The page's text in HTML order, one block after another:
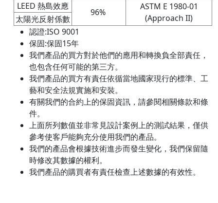
LEED 熱島效應
96%
ASTM E 1980-01
(Approach II)
太陽光反射係數
認證:ISO 9001
保固:保固15年
我們產品的買方對於他們的應用和轉換負全部責任，
也包含任何可能的第三方。
我們產品的買方有責任依循當地國家現行的標準、工
藝和安全法規實施和安裝。
有關我們的合約上的保固資訊，請參閱相關條款和條
件。
上面所列數值並非常見設計案例上的測試結果，僅供
參考使客戶能夠充分使用我們的產品。
我們的產品會根據技術進步而發生變化，我們保留隨
時修改其數據的權利。
我們產品的購買者有責任檢查上述數據的有效性。